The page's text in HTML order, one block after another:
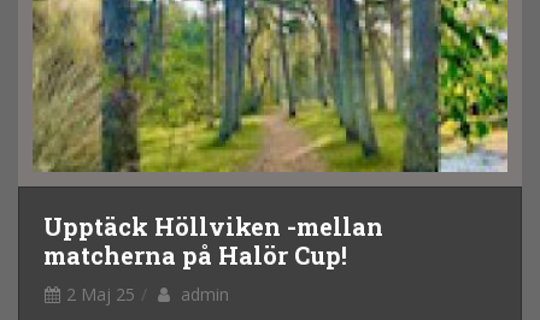
Upptäck Höllviken -mellan
matcherna på Halör Cup!
2 Maj 25 admin